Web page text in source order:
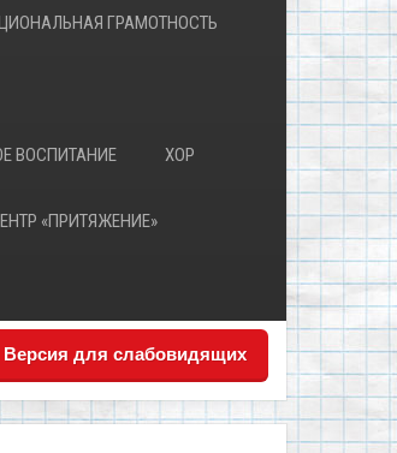
ГРАМОТНОСТЬ
ВОСПИТАНИЕ ХОР
«ПРИТЯЖЕНИЕ»
Версия для слабовидящих